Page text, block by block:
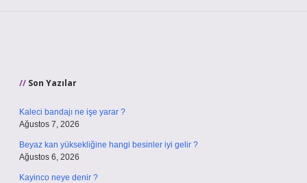
Son Yazılar
Kaleci bandajı ne işe yarar ?
Ağustos 7, 2026
Beyaz kan yüksekliğine hangi besinler iyi gelir ?
Ağustos 6, 2026
Kayinco neye denir ?